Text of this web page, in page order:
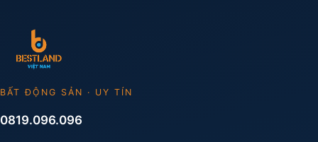
BẤT ĐỘNG SẢN · UY TÍN
0819.096.096